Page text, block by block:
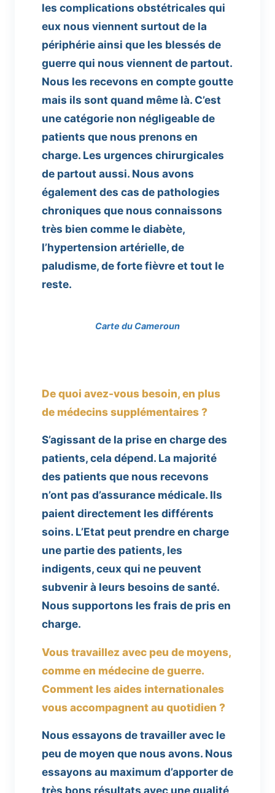
les complications obstétricales qui
eux nous viennent surtout de la
périphérie ainsi que les blessés de
guerre qui nous viennent de partout.
Nous les recevons en compte goutte
mais ils sont quand même là. C’est
une catégorie non négligeable de
patients que nous prenons en
charge. Les urgences chirurgicales
de partout aussi. Nous avons
également des cas de pathologies
chroniques que nous connaissons
très bien comme le diabète,
l’hypertension artérielle, de
paludisme, de forte fièvre et tout le
reste.
Carte du Cameroun
De quoi avez-vous besoin, en plus
de médecins supplémentaires ?
S’agissant de la prise en charge des
patients, cela dépend. La majorité
des patients que nous recevons
n’ont pas d’assurance médicale. Ils
paient directement les différents
soins. L’Etat peut prendre en charge
une partie des patients, les
indigents, ceux qui ne peuvent
subvenir à leurs besoins de santé.
Nous supportons les frais de pris en
charge.
Vous travaillez avec peu de moyens,
comme en médecine de guerre.
Comment les aides internationales
vous accompagnent au quotidien ?
Nous essayons de travailler avec le
peu de moyen que nous avons. Nous
essayons au maximum d’apporter de
très bons résultats avec une qualité